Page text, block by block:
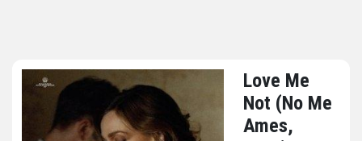
Love Me
Not (No Me
Ames,